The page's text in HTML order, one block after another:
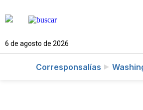
6 de agosto de 2026
Corresponsalías